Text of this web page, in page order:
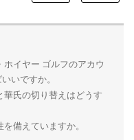
ホイヤー ゴルフのアカウ
いですか。
華氏の切り替えはどうす
備えていますか。